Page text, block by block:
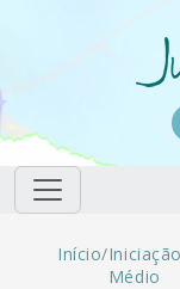
Pular para o
Trilha de
Início/
Médio